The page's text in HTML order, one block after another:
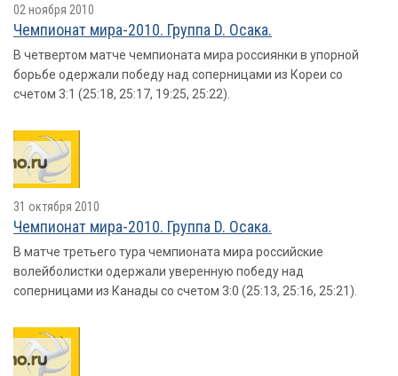
02 ноября 2010
Чемпионат мира-2010. Группа D. Осака.
В четвертом матче чемпионата мира россиянки в упорной
борьбе одержали победу над соперницами из Кореи со
счетом 3:1 (25:18, 25:17, 19:25, 25:22).
31 октября 2010
Чемпионат мира-2010. Группа D. Осака.
В матче третьего тура чемпионата мира российские
волейболистки одержали уверенную победу над
соперницами из Канады со счетом 3:0 (25:13, 25:16, 25:21).